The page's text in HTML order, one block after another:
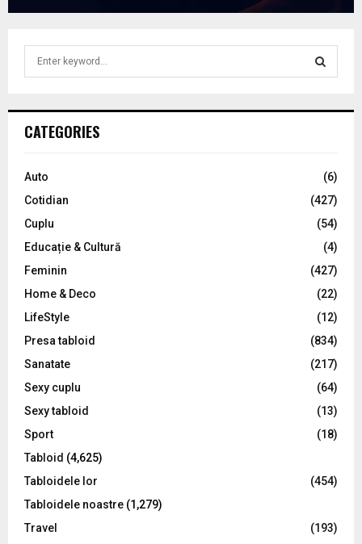
h
o
:
C
CATEGORIES
Auto
(6)
Cotidian
(427)
Cuplu
(54)
Educație & Cultură
(4)
Feminin
(427)
Home & Deco
(22)
LifeStyle
(12)
Presa tabloid
(834)
Sanatate
(217)
Sexy cuplu
(64)
Sexy tabloid
(13)
Sport
(18)
Tabloid (4,625)
Tabloidele lor
(454)
Tabloidele noastre (1,279)
Travel
(193)